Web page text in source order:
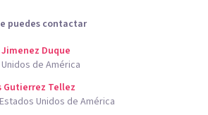
puedes contactar
Duque
de América
Gutierrez Tellez
Unidos de América